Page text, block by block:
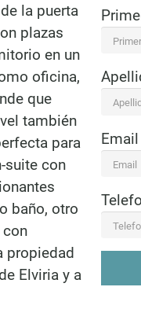
la puerta
plazas
en un
oficina,
que
también
para
suite con
baño, otro
con
propiedad
Elviria y a
Email